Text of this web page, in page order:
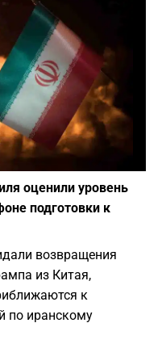
Фото: depositphotos.com
оценили уровень
подготовки к
возвращения
из Китая,
к
по иранскому